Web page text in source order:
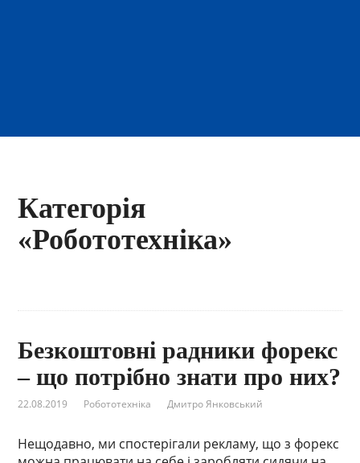
Категорія
«Робототехніка»
Безкоштовні радники форекс
– що потрібно знати про них?
22.08.2019 Робототехніка Дмитро Янковський
Нещодавно, ми спостерігали рекламу, що з форекс